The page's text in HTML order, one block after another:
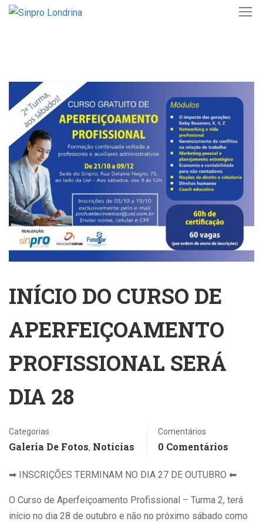
INÍCIO DO CURSO DE
APERFEIÇOAMENTO
PROFISSIONAL SERÁ
DIA 28
Categorias
Galeria De Fotos, Notícias
Comentários
0 Comentários
➡ INSCRIÇÕES TERMINAM NO DIA 27 DE OUTUBRO ⬅
O Curso de Aperfeiçoamento Profissional – Turma 2, terá
início no dia 28 de outubro e não no próximo sábado como